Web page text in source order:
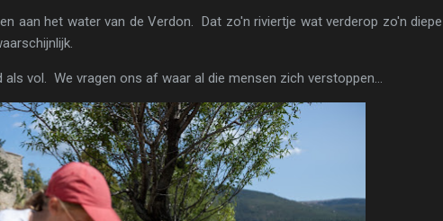
aan het water van de Verdon. Dat zo'n riviertje wat verderop zo'n diepe
vol. We vragen ons af waar al die mensen zich verstoppen...